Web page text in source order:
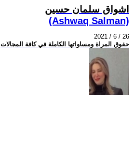
اشواق سلمان حسين
(Ashwaq Salman)
2021 / 6 / 26
حقوق المراة ومساواتها الكاملة في كافة المجالات